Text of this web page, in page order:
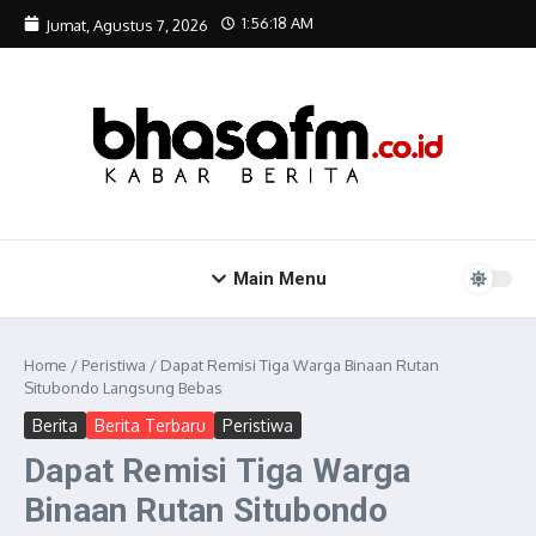
Lewati ke konten
Jumat, Agustus 7, 2026 1:56:19 AM
Main Menu
Home / Peristiwa / Dapat Remisi Tiga Warga Binaan Rutan
Situbondo Langsung Bebas
Berita Berita Terbaru Peristiwa
Dapat Remisi Tiga Warga
Binaan Rutan Situbondo